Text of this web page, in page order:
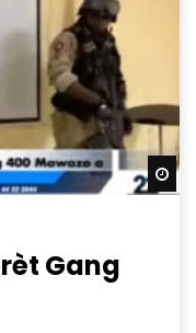
Gang